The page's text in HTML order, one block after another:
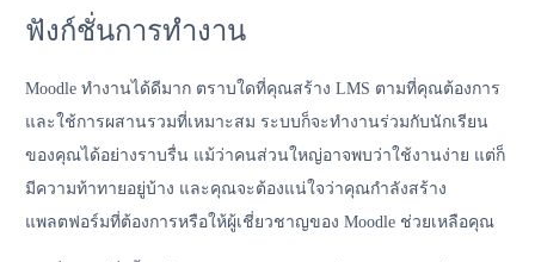
ฟังก์ชั่นการทำงาน
Moodle ทำงานได้ดีมาก ตราบใดที่คุณสร้าง LMS ตามที่คุณต้องการ
และใช้การผสานรวมที่เหมาะสม ระบบก็จะทำงานร่วมกับนักเรียน
ของคุณได้อย่างราบรื่น แม้ว่าคนส่วนใหญ่อาจพบว่าใช้งานง่าย แต่ก็
มีความท้าทายอยู่บ้าง และคุณจะต้องแน่ใจว่าคุณกำลังสร้าง
แพลตฟอร์มที่ต้องการหรือให้ผู้เชี่ยวชาญของ Moodle ช่วยเหลือคุณ